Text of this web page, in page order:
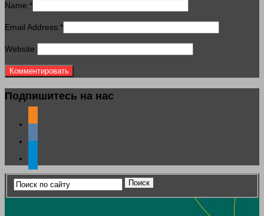
Name:*
Email Address:*
Website:
Подпишитесь на нас